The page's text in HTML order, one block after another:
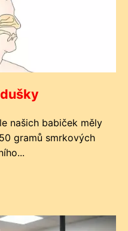
našich babiček měly
gramů smrkových